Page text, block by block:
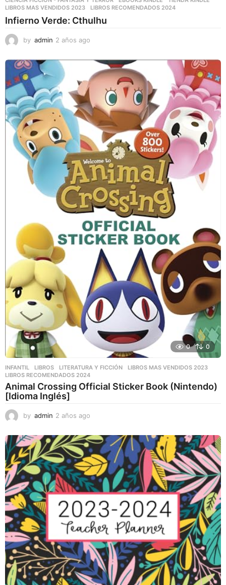
LIBROS MAS VENDIDOS 2023
,LIBROS RECOMENDADOS 2024
Infierno Verde: Cthulhu
by admin 2 años ago
ñ
s
o
0 0
INFANTIL ,LIBROS ,LITERATURA Y FICCIÓN LIBROS MAS VENDIDOS 2023
LIBROS RECOMENDADOS 2024
Animal Crossing Official Sticker Book (Nintendo)
[Idioma Inglés]
by admin 2 años ago
ñ
o
s
a
g
o